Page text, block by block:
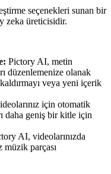
seçenekleri sunan bir
zeka üreticisidir.
Pictory AI, metin
düzenlemenize olanak
veya yeni içerik
için otomatik
daha geniş bir kitle için
AI, videolarınızda
parçası